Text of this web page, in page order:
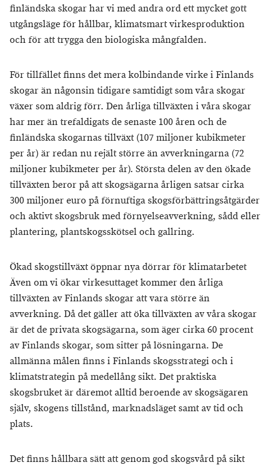
finländska skogar har vi med andra ord ett mycket gott
utgångsläge för hållbar, klimatsmart virkesproduktion
och för att trygga den biologiska mångfalden.
För tillfället finns det mera kolbindande virke i Finlands
skogar än någonsin tidigare samtidigt som våra skogar
växer som aldrig förr. Den årliga tillväxten i våra skogar
har mer än trefaldigats de senaste 100 åren och de
finländska skogarnas tillväxt (107 miljoner kubikmeter
per år) är redan nu rejält större än avverkningarna (72
miljoner kubikmeter per år). Största delen av den ökade
tillväxten beror på att skogsägarna årligen satsar cirka
300 miljoner euro på förnuftiga skogsförbättringsåtgärder
och aktivt skogsbruk med förnyelseavverkning, sådd eller
plantering, plantskogsskötsel och gallring.
Ökad skogstillväxt öppnar nya dörrar för klimatarbetet
Även om vi ökar virkesuttaget kommer den årliga
tillväxten av Finlands skogar att vara större än
avverkning. Då det gäller att öka tillväxten av våra skogar
är det de privata skogsägarna, som äger cirka 60 procent
av Finlands skogar, som sitter på lösningarna. De
allmänna målen finns i Finlands skogsstrategi och i
klimatstrategin på medellång sikt. Det praktiska
skogsbruket är däremot alltid beroende av skogsägaren
själv, skogens tillstånd, marknadsläget samt av tid och
plats.
Det finns hållbara sätt att genom god skogsvård på sikt